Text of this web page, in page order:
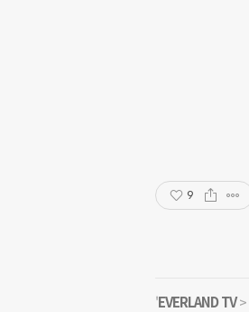
9
'EVERLAND TV>